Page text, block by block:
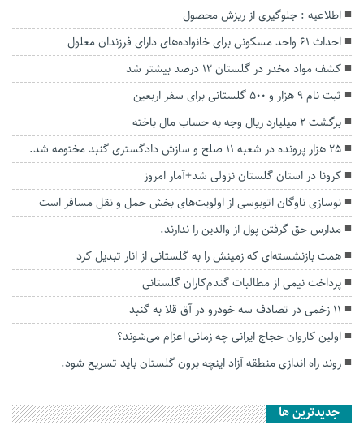
اطلاعیه : جلوگیری از ریزش محصول
احداث ۶۱ واحد مسکونی برای خانواده‌های دارای فرزندان معلول
کشف مواد مخدر در گلستان ۱۲ درصد بیشتر شد
ثبت نام ۹ هزار و ۵۰۰ گلستانی برای سفر اربعین
برگشت ۲ میلیارد ریال وجه به حساب مال باخته
۲۵ هزار پرونده در شعبه ۱۱ صلح و سازش دادگستری گنبد مختومه شد.
کرونا در استان گلستان نزولی شد+آمار امروز
نوسازی ناوگان اتوبوسی از اولویت‌های بخش حمل و نقل مسافر است
مدارس حق گرفتن پول از والدین را ندارند.
همت بازنشسته‌ای که زمینش را به گلستانی از انار تبدیل کرد
پرداخت نیمی از مطالبات گندم‌کاران گلستانی
۱۱ زخمی در تصادف سه خودرو در آق قلا به گنبد
اولین کاروان حجاج ایرانی چه زمانی اعزام می‌شوند؟
روند راه اندازی منطقه آزاد اینچه برون گلستان باید تسریع شود.
جديدترين ها